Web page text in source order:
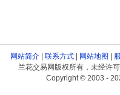
网站简介| 联系方式| 网站地图 |
兰花交易网版权所有，未经许
Copyright © 2003 -